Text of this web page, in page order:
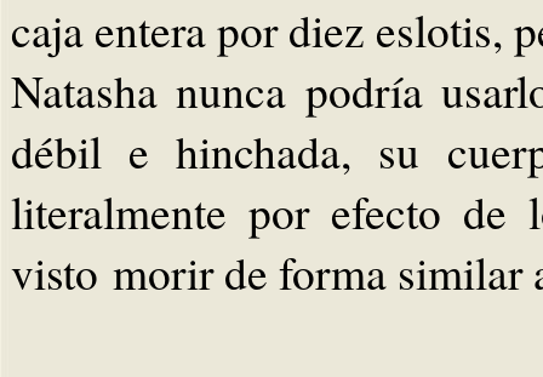
caja entera por diez eslotis,
Natasha nunca podría
débil e hinchada, su
literalmente por efecto de
visto morir de forma similar